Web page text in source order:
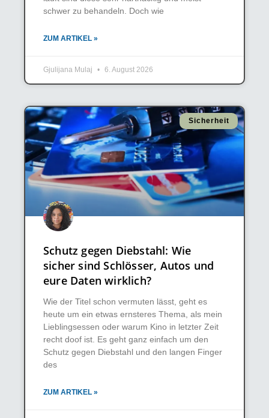
schwer zu behandeln. Doch wie
ZUM ARTIKEL »
Gjulijana Mulaj 6. August 2026
Sicherheit
Schutz gegen Diebstahl: Wie
sicher sind Schlösser, Autos und
eure Daten wirklich?
Wie der Titel schon vermuten lässt, geht es
heute um ein etwas ernsteres Thema, als mein
Lieblingsessen oder warum Kino in letzter Zeit
recht doof ist. Es geht ganz einfach um den
Schutz gegen Diebstahl und den langen Finger
des
ZUM ARTIKEL »